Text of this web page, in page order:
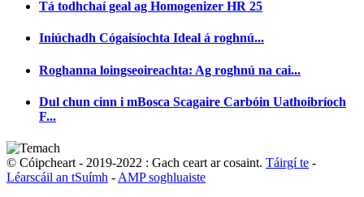
Tá todhchaí geal ag Homogenizer HR 25
Iniúchadh Cógaisíochta Ideal á roghnú...
Roghanna loingseoireachta: Ag roghnú na cai...
Dul chun cinn i mBosca Scagaire Carbóin Uathoibríoch
F...
© Cóipcheart - 2019-2022 : Gach ceart ar cosaint. Táirgí te -
Léarscáil an tSuímh - AMP soghluaiste